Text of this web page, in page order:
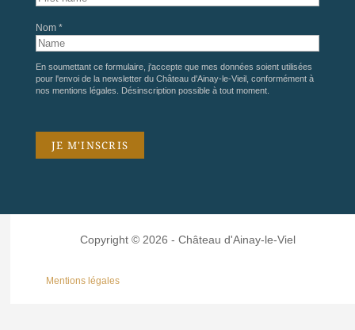
Nom *
En soumettant ce formulaire, j'accepte que mes données soient utilisées
pour l'envoi de la newsletter du Château d'Ainay-le-Vieil, conformément à
nos mentions légales . Désinscription possible à tout moment.
Copyright © 2026 - Château d'Ainay-le-Viel
Mentions légales